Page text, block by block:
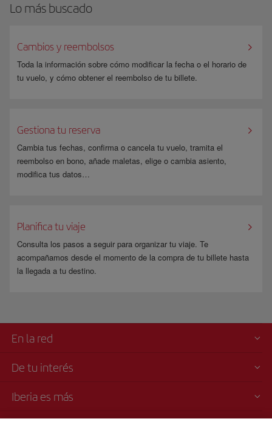
Lo más buscado
Cambios y reembolsos
Toda la información sobre cómo modificar la fecha o el horario de
tu vuelo, y cómo obtener el reembolso de tu billete.
Gestiona tu reserva
Cambia tus fechas, confirma o cancela tu vuelo, tramita el
reembolso en bono, añade maletas, elige o cambia asiento,
modifica tus datos…
Planifica tu viaje
Consulta los pasos a seguir para organizar tu viaje. Te
acompañamos desde el momento de la compra de tu billete hasta
la llegada a tu destino.
En la red
De tu interés
Iberia es más